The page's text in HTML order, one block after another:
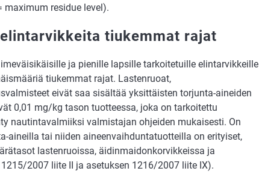
residue level).
tiukemmat rajat
ja pienille lapsille tarkoitetuille elintarvikkeille
tiukemmat rajat. Lastenruoat,
eivät saa sisältää yksittäisten torjunta-aineiden
0,01 mg/kg tason tuotteessa, joka on tarkoitettu
nautintavalmiiksi valmistajan ohjeiden mukaisesti. On
aineilla tai niiden aineenvaihduntatuotteilla on erityiset,
lastenruoissa, äidinmaidonkorvikkeissa ja
2007 liite II ja asetuksen 1216/2007 liite IX).